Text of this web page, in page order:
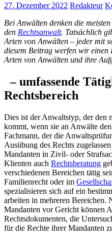
27. Dezember 2022 Redakteur
Bei Anwälten denken die
den Rechtsanwalt. Tatsächlich
Arten von Anwälten – jeder mit
diesem Beitrag werfen wir
Arten von Anwälten und ihre
– umfassende
Rechtsbereich
Dies ist der Anwaltstyp, der den
kommt, wenn sie an Anwälte
Fachmann, der die
Ausübung des Rechts
Mandanten in Zivil- oder
Klienten auch Rechtsberatung
verschiedenen Bereichen tätig
Familienrecht oder im
spezialisieren sich auf ein
arbeiten in mehreren Bereichen.
Mandanten vor Gericht können
Rechtsdokumenten, die
für die Rechte ihrer Mandanten